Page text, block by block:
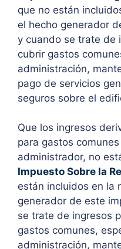
que no están
el hecho generador
y cuando se trate de
cubrir gastos
administración,
pago de servicios
seguros sobre el
Que los ingresos
para gastos
administrador, no
Impuesto Sobre la
están incluidos en la
generador de este
se trate de ingresos
gastos comunes,
administración,